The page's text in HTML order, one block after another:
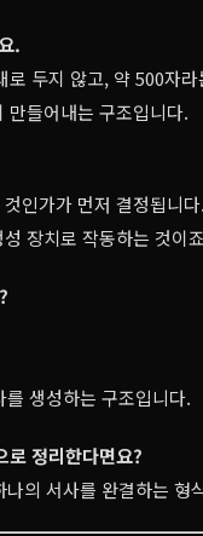
.
로 두지 않고, 약 500자
만들어내는 구조입니다.
인가가 먼저 결정됩니
장치로 작동하는 것이
생성하는 구조입니다.
로 정리한다면요?
의 서사를 완결하는 형